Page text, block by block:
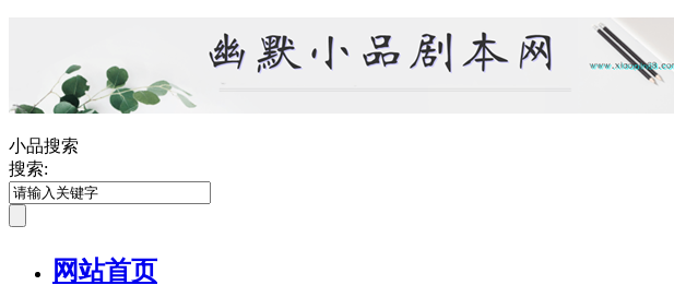
小品搜索
搜索:
网站首页